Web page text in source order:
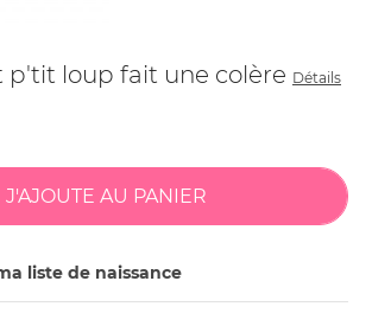
p'tit loup fait une colère Détails
liste de naissance